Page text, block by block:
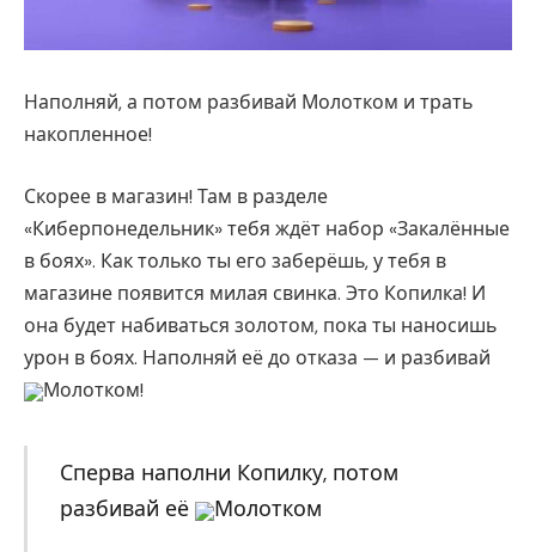
Наполняй, а потом разбивай Молотком и трать
накопленное!
Скорее в магазин! Там в разделе
«Киберпонедельник» тебя ждёт набор «Закалённые
в боях». Как только ты его заберёшь, у тебя в
магазине появится милая свинка. Это Копилка! И
она будет набиваться золотом, пока ты наносишь
урон в боях. Наполняй её до отказа — и разбивай
Молотком!
Сперва наполни Копилку, потом
разбивай её
Молотком